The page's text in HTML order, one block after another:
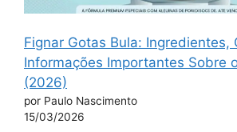
Fignar Gotas Bula: Ingredientes,
Informações Importantes Sobre
(2026)
por Paulo Nascimento
15/03/2026